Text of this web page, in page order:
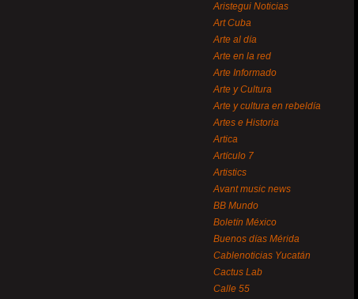
Aristegui Noticias
Art Cuba
Arte al día
Arte en la red
Arte Informado
Arte y Cultura
Arte y cultura en rebeldía
Artes e Historia
Artica
Artículo 7
Artistics
Avant music news
BB Mundo
Boletín México
Buenos días Mérida
Cablenoticias Yucatán
Cactus Lab
Calle 55